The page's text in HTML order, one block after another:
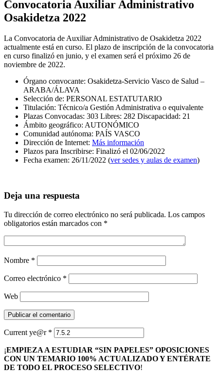
Convocatoria Auxiliar Administrativo
Osakidetza 2022
La Convocatoria de Auxiliar Administrativo de Osakidetza 2022
actualmente está en curso. El plazo de inscripción de la convocatoria
en curso finalizó en junio, y el examen será el próximo 26 de
noviembre de 2022.
Órgano convocante: Osakidetza-Servicio Vasco de Salud –
ARABA/ÁLAVA
Selección de: PERSONAL ESTATUTARIO
Titulación: Técnico/a Gestión Administrativa o equivalente
Plazas Convocadas: 303 Libres: 282 Discapacidad: 21
Ámbito geográfico: AUTONÓMICO
Comunidad autónoma: PAÍS VASCO
Dirección de Internet: Más información
Plazos para Inscribirse: Finalizó el 02/06/2022
Fecha examen: 26/11/2022 (ver sedes y aulas de examen)
Deja una respuesta
Tu dirección de correo electrónico no será publicada. Los campos
obligatorios están marcados con *
Nombre *
Correo electrónico *
Web
Current ye@r *
¡EMPIEZA A ESTUDIAR “SIN PAPELES” OPOSICIONES
CON UN TEMARIO 100% ACTUALIZADO Y ENTÉRATE
DE TODO EL PROCESO SELECTIVO!